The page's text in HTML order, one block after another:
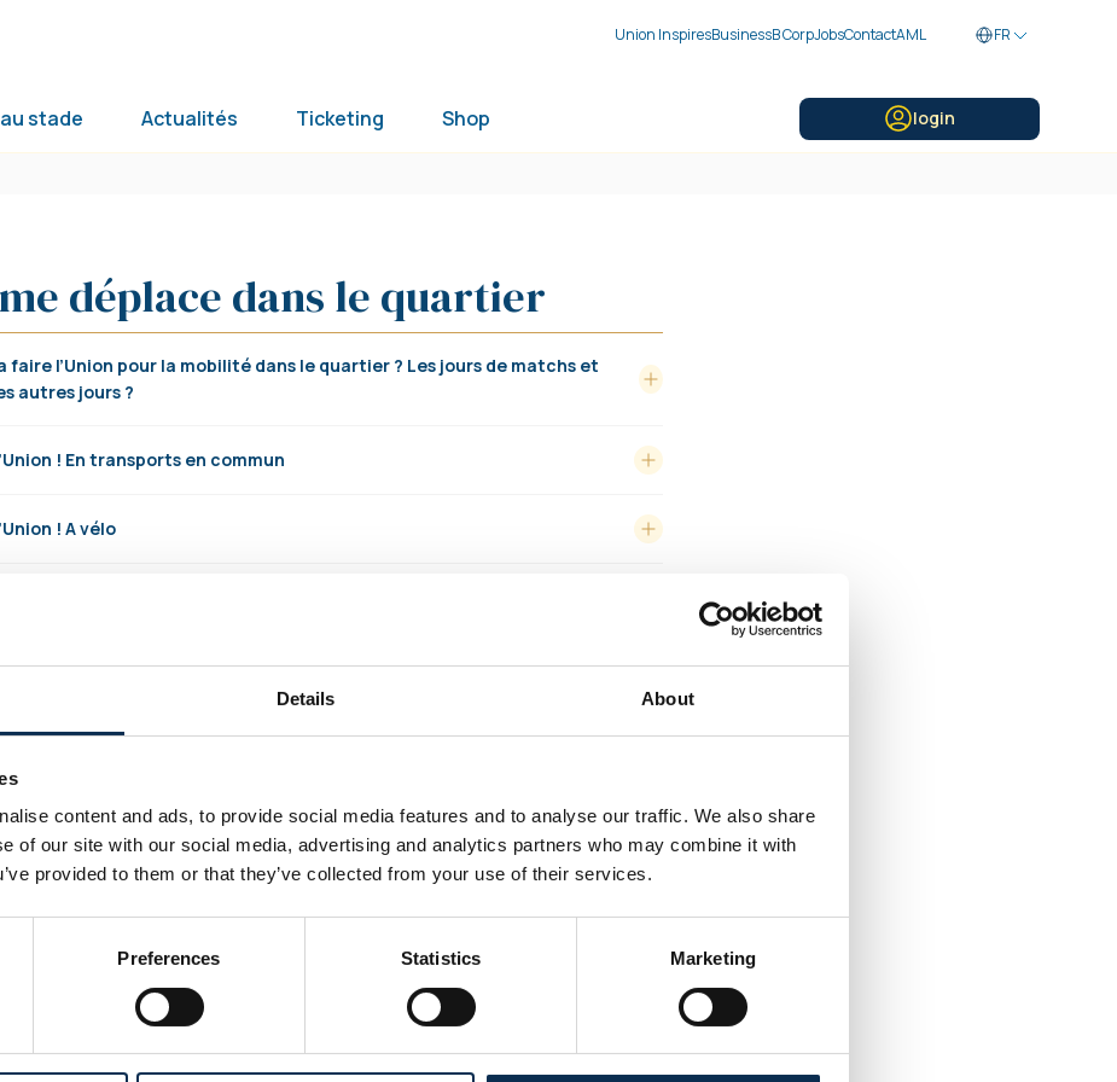
Details About
content and ads, to provide social media features and to analyse our traffic. We also share
of our site with our social media, advertising and analytics partners who may combine it with
provided to them or that they’ve collected from your use of their services.
Preferences Statistics Marketing
Union InspiresBusinessB CorpJobsContactAML FR
stade Actualités Ticketing Shop login
déplace dans le quartier
faire l’Union pour la mobilité dans le quartier ? Les jours de matchs et
autres jours ?
! En transports en commun
! A vélo
des supporter·rices risque-t-il d’empiéter sur le
dans les quartiers résidentiels ?
devront-elles être fermées les jours de match ?
Retour à la page FAQ